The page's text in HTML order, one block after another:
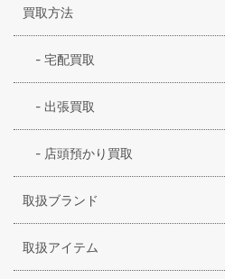
買取方法
- 宅配買取
- 出張買取
- 店頭預かり買取
取扱ブランド
取扱アイテム